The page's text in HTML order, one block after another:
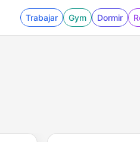
Trabajar Gym Dormir